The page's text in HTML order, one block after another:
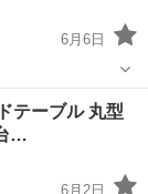
6月6日
テーブル 丸型
…
6月2日